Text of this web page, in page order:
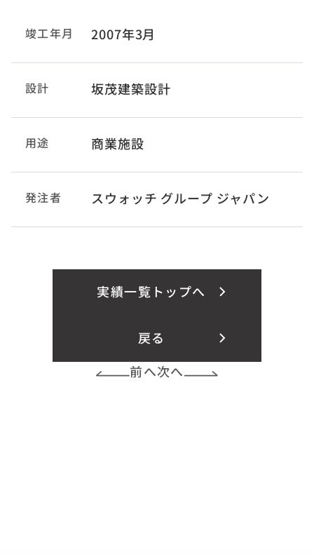
竣工年月 2007年3月
設計 坂茂建築設計
用途 商業施設
発注者 スウォッチ グループ ジャパン
実績一覧トップへ
戻る
前へ次へ